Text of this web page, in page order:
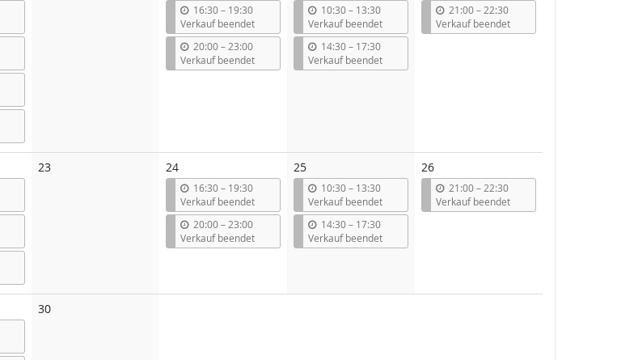
16:30–b
i
s
19:30
Verkauf beendet
20:00–b
i
s
23:00
Verkauf beendet
10:30–b
i
s
13:30
Verkauf beendet
14:30–b
i
s
17:30
Verkauf beendet
21:00–b
i
s
22:30
Verkauf beendet
23Keine
24
16:30–b
i
s
19:30
Verkauf beendet
20:00–b
i
s
23:00
Verkauf beendet
25
10:30–b
i
s
13:30
Verkauf beendet
14:30–b
i
s
17:30
Verkauf beendet
26
21:00–b
i
s
22:30
Verkauf beendet
30Keine